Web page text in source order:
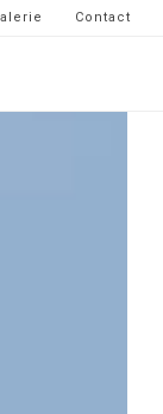
Contact